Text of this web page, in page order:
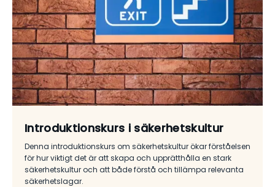
Introduktionskurs i säkerhetskultur
Denna introduktionskurs om säkerhetskultur ökar förståelsen
för hur viktigt det är att skapa och upprätthålla en stark
säkerhetskultur och att både förstå och tillämpa relevanta
säkerhetslagar.